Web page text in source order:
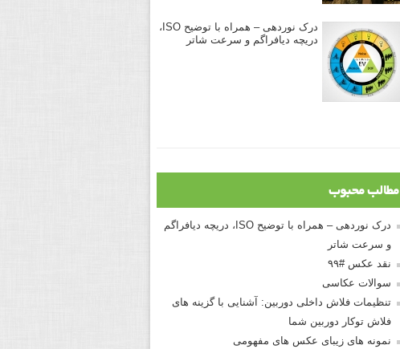
درک نوردهی – همراه با توضیح ISO،
دریچه دیافراگم و سرعت شاتر
مطالب محبوب
درک نوردهی – همراه با توضیح ISO، دریچه دیافراگم
و سرعت شاتر
نقد عکس #۹۹
سوالات عکاسی
تنظیمات فلاش داخلی دوربین: آشنایی با گزینه های
فلاش توکار دوربین شما
نمونه های زیبای عکس های مفهومی